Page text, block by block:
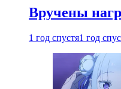
Вручены
1 год спустя1 год